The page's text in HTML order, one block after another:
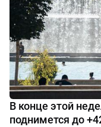
В конце этой
поднимется до